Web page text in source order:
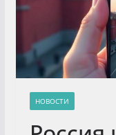
НОВОСТИ